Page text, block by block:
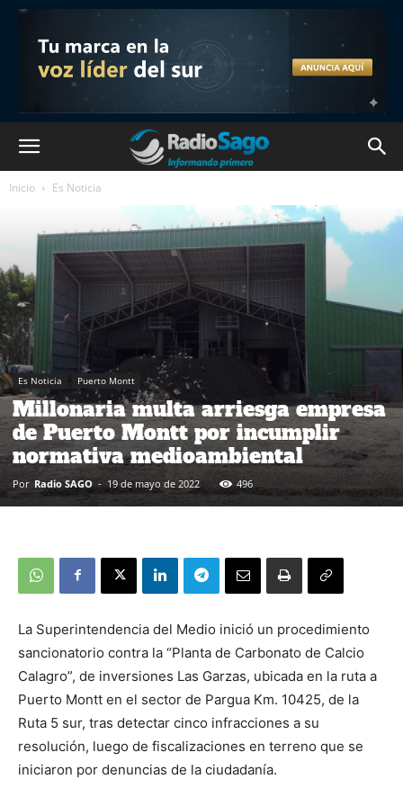
Inicio Es Noticia
Es Noticia Puerto Montt
Millonaria multa arriesga empresa
de Puerto Montt por incumplir
normativa medioambiental
Por Radio SAGO - 19 de mayo de 2022 496
La Superintendencia del Medio inició un procedimiento
sancionatorio contra la “Planta de Carbonato de Calcio
Calagro”, de inversiones Las Garzas, ubicada en la ruta a
Puerto Montt en el sector de Pargua Km. 10425, de la
Ruta 5 sur, tras detectar cinco infracciones a su
resolución, luego de fiscalizaciones en terreno que se
iniciaron por denuncias de la ciudadanía.